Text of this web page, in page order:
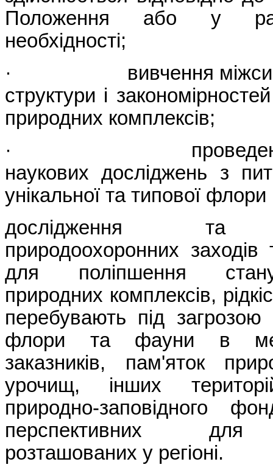
Положення або у
необхідності;
· вивчення
структури і
природних комплексів;
· проведення
наукових досліджень з
унікальної та типової
дослідження та
природоохоронних заходів
для поліпшення
природних комплексів,
перебувають під загрозою
флори та фауни в
заказників, пам'яток
урочищ, інших
природно-заповідного
перспективних для
розташованих у регіоні.